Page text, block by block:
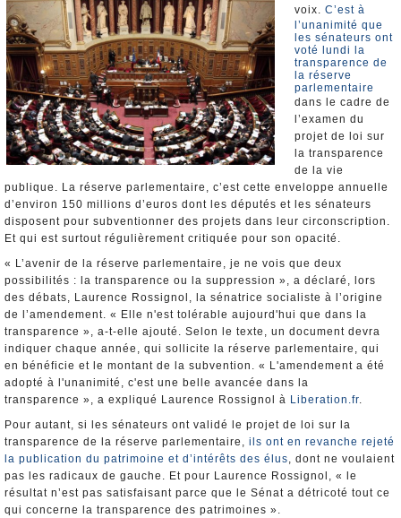
Infos insolites
voix. C’est à
l’unanimité que
les sénateurs ont
voté lundi la
transparence de
la réserve
parlementaire
dans le cadre de
l’examen du
projet de loi sur
la transparence
de la vie
publique. La réserve parlementaire, c’est cette enveloppe annuelle
d’environ 150 millions d’euros dont les députés et les sénateurs
disposent pour subventionner des projets dans leur circonscription.
Et qui est surtout régulièrement critiquée pour son opacité.
« L’avenir de la réserve parlementaire, je ne vois que deux
possibilités : la transparence ou la suppression », a déclaré, lors
des débats, Laurence Rossignol, la sénatrice socialiste à l’origine
de l’amendement. « Elle n'est tolérable aujourd'hui que dans la
transparence », a-t-elle ajouté. Selon le texte, un document devra
indiquer chaque année, qui sollicite la réserve parlementaire, qui
en bénéficie et le montant de la subvention. « L'amendement a été
adopté à l'unanimité, c'est une belle avancée dans la
transparence », a expliqué Laurence Rossignol à Liberation.fr.
Pour autant, si les sénateurs ont validé le projet de loi sur la
transparence de la réserve parlementaire, ils ont en revanche rejeté
la publication du patrimoine et d’intérêts des élus, dont ne voulaient
pas les radicaux de gauche. Et pour Laurence Rossignol, « le
résultat n’est pas satisfaisant parce que le Sénat a détricoté tout ce
qui concerne la transparence des patrimoines ».